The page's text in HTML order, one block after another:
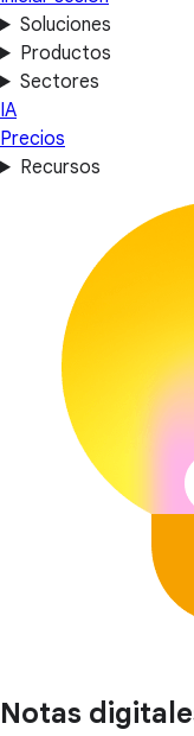
Soluciones
Productos
Sectores
IA
Precios
Recursos
Notas